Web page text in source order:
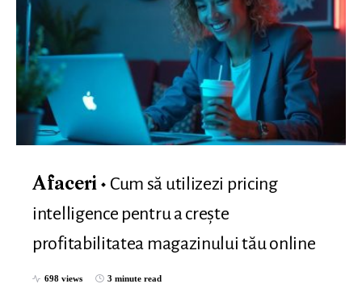
Afaceri
Cum să utilizezi pricing
intelligence pentru a crește
profitabilitatea magazinului tău online
698 views 3 minute read